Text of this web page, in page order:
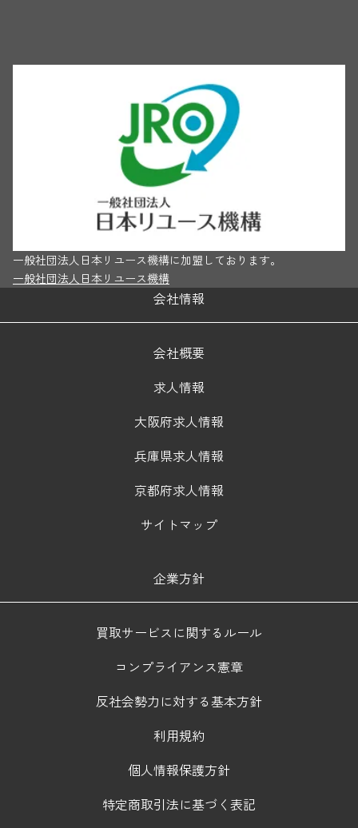
一般社団法人日本リユース機構に加盟しております。
一般社団法人日本リユース機構
会社情報
会社概要
求人情報
大阪府求人情報
兵庫県求人情報
京都府求人情報
サイトマップ
企業方針
買取サービスに関するルール
コンプライアンス憲章
反社会勢力に対する基本方針
利用規約
個人情報保護方針
特定商取引法に基づく表記